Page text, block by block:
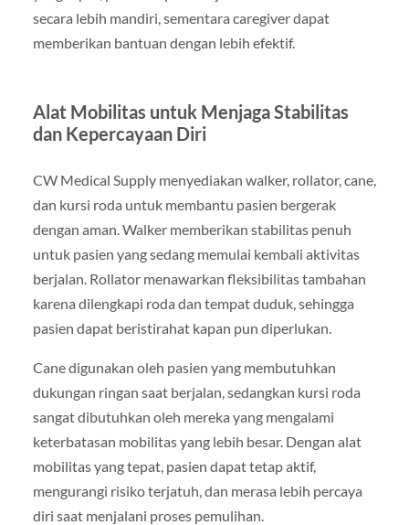
secara lebih mandiri, sementara caregiver dapat
memberikan bantuan dengan lebih efektif.
Alat Mobilitas untuk Menjaga Stabilitas
dan Kepercayaan Diri
CW Medical Supply menyediakan walker, rollator, cane,
dan kursi roda untuk membantu pasien bergerak
dengan aman. Walker memberikan stabilitas penuh
untuk pasien yang sedang memulai kembali aktivitas
berjalan. Rollator menawarkan fleksibilitas tambahan
karena dilengkapi roda dan tempat duduk, sehingga
pasien dapat beristirahat kapan pun diperlukan.
Cane digunakan oleh pasien yang membutuhkan
dukungan ringan saat berjalan, sedangkan kursi roda
sangat dibutuhkan oleh mereka yang mengalami
keterbatasan mobilitas yang lebih besar. Dengan alat
mobilitas yang tepat, pasien dapat tetap aktif,
mengurangi risiko terjatuh, dan merasa lebih percaya
diri saat menjalani proses pemulihan.